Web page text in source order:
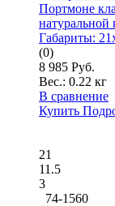
Портмоне
натуральной
Габариты:
(0)
8 985 Руб.
Вес.: 0.22 кг
В сравнение
Купить
21
11.5
3
74-1560